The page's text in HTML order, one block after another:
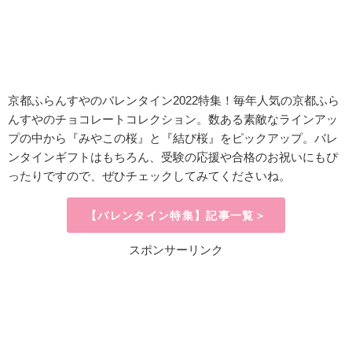
京都ふらんすやのバレンタイン2022特集！毎年人気の京都ふら
んすやのチョコレートコレクション。数ある素敵なラインアッ
プの中から『みやこの桜』と『結び桜』をピックアップ。バレ
ンタインギフトはもちろん、受験の応援や合格のお祝いにもぴ
ったりですので、ぜひチェックしてみてくださいね。
【バレンタイン特集】記事一覧＞
スポンサーリンク